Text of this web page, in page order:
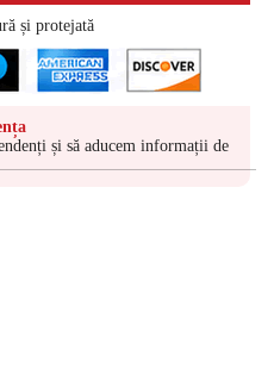
și protejată
și să aducem informații de